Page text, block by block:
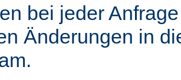
bei jeder
Änderungen in